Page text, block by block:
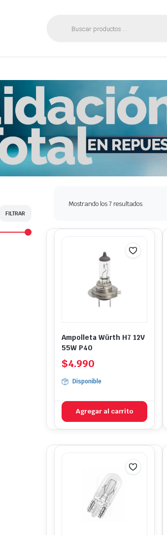
Mostrando los 7 resultadosOrdenado
Ampolleta Würth H7 12V
55W P40
$4.990
Disponible
Agregar al carrito
FILTRAR